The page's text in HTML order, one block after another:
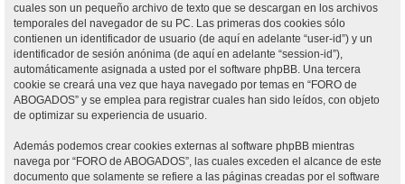
cuales son un pequeño archivo de texto que se descargan en los archivos
temporales del navegador de su PC. Las primeras dos cookies sólo
contienen un identificador de usuario (de aquí en adelante “user-id”) y un
identificador de sesión anónima (de aquí en adelante “session-id”),
automáticamente asignada a usted por el software phpBB. Una tercera
cookie se creará una vez que haya navegado por temas en “FORO de
ABOGADOS” y se emplea para registrar cuales han sido leídos, con objeto
de optimizar su experiencia de usuario.
Además podemos crear cookies externas al software phpBB mientras
navega por “FORO de ABOGADOS”, las cuales exceden el alcance de este
documento que solamente se refiere a las páginas creadas por el software